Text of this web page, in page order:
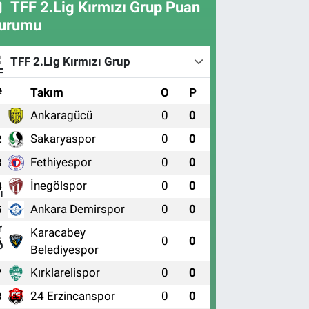
TFF 2.Lig Kırmızı Grup Puan
TFF 2.Lig Kırmızı Grup
Takım O P
Ankaragücü 0 0
Sakaryaspor 0 0
Fethiyespor 0 0
İnegölspor 0 0
Ankara Demirspor 0 0
Karacabey
Belediyespor
0 0
Kırklarelispor 0 0
24 Erzincanspor 0 0